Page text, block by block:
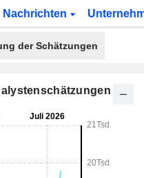
Nachrichten
der Schätzungen